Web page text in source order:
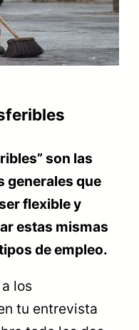
son las
generales que
flexible y
estas mismas
de empleo.
los
tu entrevista